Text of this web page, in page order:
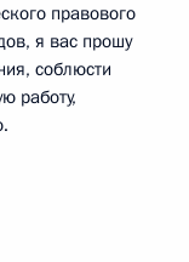
правового
я вас прошу
соблюсти
работу,